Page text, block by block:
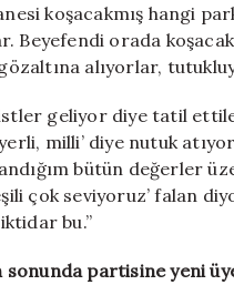
koşacakmış hangi
Beyefendi orada
alıyorlar,
geliyor diye tatil
milli’ diye nutuk
bütün değerler
çok seviyoruz’ falan
bu.”
sonunda partisine yeni